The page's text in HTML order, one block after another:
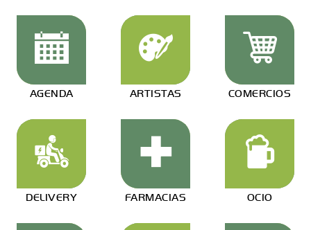
AGENDA ARTISTAS COMERCIOS
DELIVERY FARMACIAS OCIO